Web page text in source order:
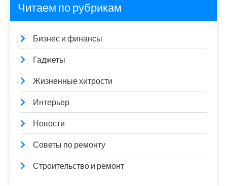
Читаем по рубрикам
Бизнес и финансы
Гаджеты
Жизненные хитрости
Интерьер
Новости
Советы по ремонту
Строительство и ремонт